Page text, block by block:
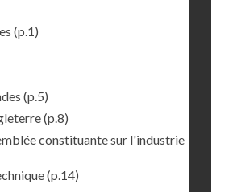
(p.1)
(p.5)
(p.8)
constituante sur l'industrie
(p.14)